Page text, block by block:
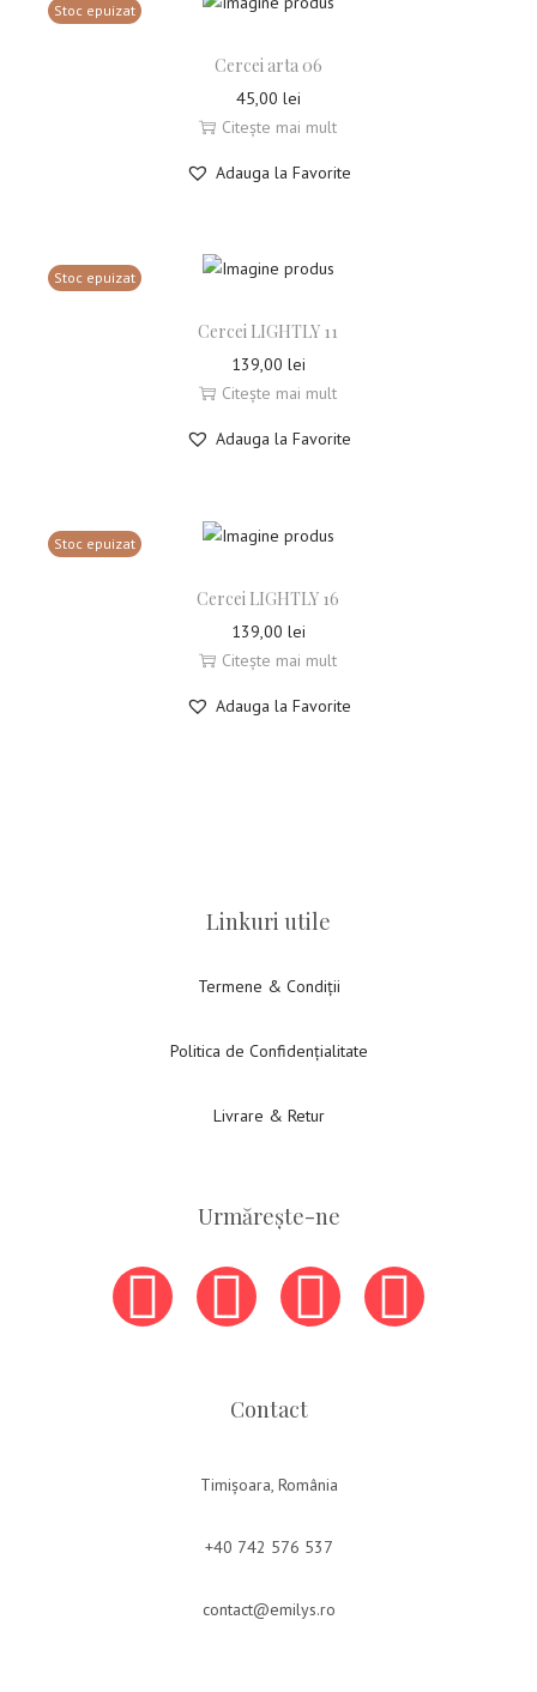
Stoc epuizat
Cercei arta 06
45,00 lei
Citește mai mult
Adauga la Favorite
Stoc epuizat
Cercei LIGHTLY 11
139,00 lei
Citește mai mult
Adauga la Favorite
Stoc epuizat
Cercei LIGHTLY 16
139,00 lei
Citește mai mult
Adauga la Favorite
Linkuri utile
Termene & Condiții
Politica de Confidențialitate
Livrare & Retur
Urmărește-ne
Contact
Timișoara, România
+40 742 576 537
contact@emilys.ro